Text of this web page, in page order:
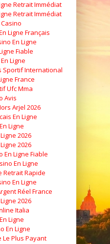
Retrait Immédiat
Retrait Immédiat
Ligne Français
En Ligne
Fiable
Ligne
Sportif International
France
Ufc Mma
Avis
Arjel 2026
En Ligne
Ligne
2026
2026
En Ligne Fiable
En Ligne
Retrait Rapide
En Ligne
Réel France
2026
Italia
Ligne
En Ligne
Le Plus Payant